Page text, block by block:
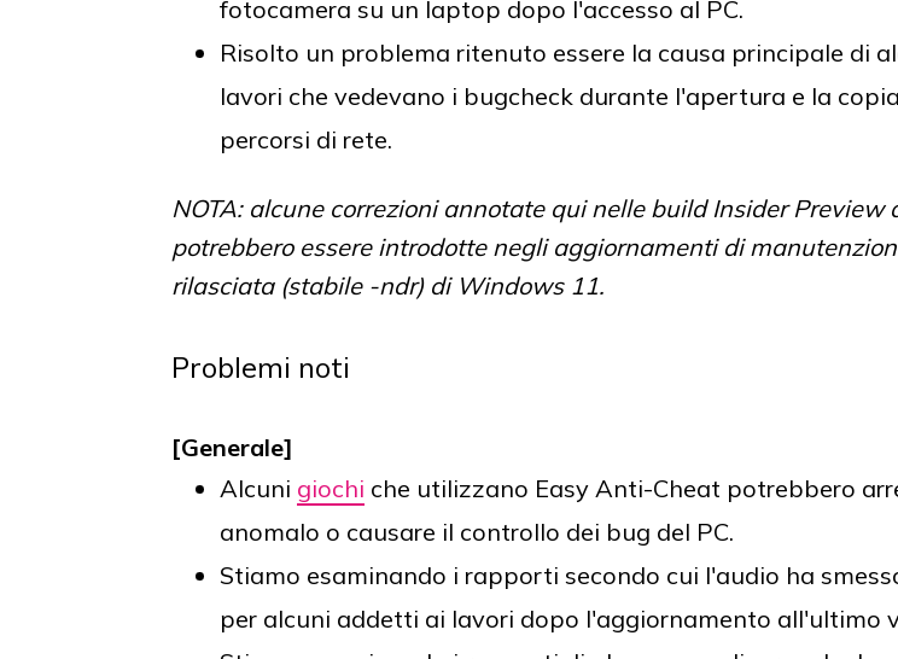
fotocamera su un laptop dopo l'accesso al PC.
Risolto un problema ritenuto essere la causa principale di
lavori che vedevano i bugcheck durante l'apertura e la
percorsi di rete.
NOTA: alcune correzioni annotate qui nelle build Insider Preview
potrebbero essere introdotte negli aggiornamenti di
rilasciata (stabile -ndr) di Windows 11.
Problemi noti
[Generale]
Alcuni giochi che utilizzano Easy Anti-Cheat potrebbero
anomalo o causare il controllo dei bug del PC.
Stiamo esaminando i rapporti secondo cui l'audio ha
per alcuni addetti ai lavori dopo l'aggiornamento all'ultimo